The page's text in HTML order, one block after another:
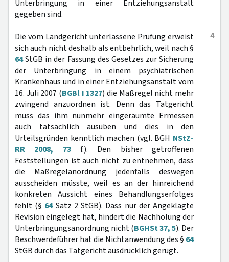
Unterbringung in einer Entziehungsanstalt
gegeben sind.
4
Die vom Landgericht unterlassene Prüfung erweist
sich auch nicht deshalb als entbehrlich, weil nach §
64StGB in der Fassung des Gesetzes zur Sicherung
der Unterbringung in einem psychiatrischen
Krankenhaus und in einer Entziehungsanstalt vom
16. Juli 2007 (BGBl I 1327) die Maßregel nicht mehr
zwingend anzuordnen ist. Denn das Tatgericht
muss das ihm nunmehr eingeräumte Ermessen
auch tatsächlich ausüben und dies in den
Urteilsgründen kenntlich machen (vgl. BGH NStZ-
RR 2008, 73f.). Den bisher getroffenen
Feststellungen ist auch nicht zu entnehmen, dass
die Maßregelanordnung jedenfalls deswegen
ausscheiden müsste, weil es an der hinreichend
konkreten Aussicht eines Behandlungserfolges
fehlt (§ 64Satz 2 StGB). Dass nur der Angeklagte
Revision eingelegt hat, hindert die Nachholung der
Unterbringungsanordnung nicht (BGHSt 37, 5). Der
Beschwerdeführer hat die Nichtanwendung des § 64
StGB durch das Tatgericht ausdrücklich gerügt.